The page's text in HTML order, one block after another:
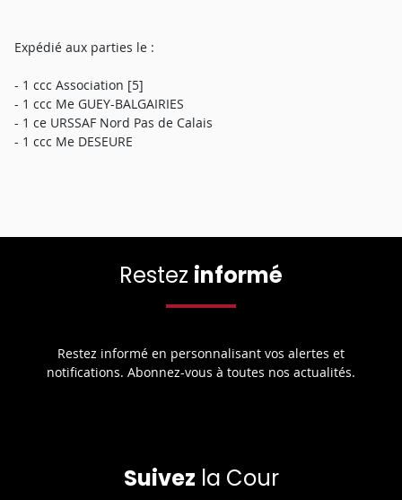
Expédié aux parties le :
- 1 ccc Association [5]
- 1 ccc Me GUEY-BALGAIRIES
- 1 ce URSSAF Nord Pas de Calais
- 1 ccc Me DESEURE
Restez informé
Restez informé en personnalisant vos alertes et
notifications. Abonnez-vous à toutes nos actualités.
Suivez la Cour